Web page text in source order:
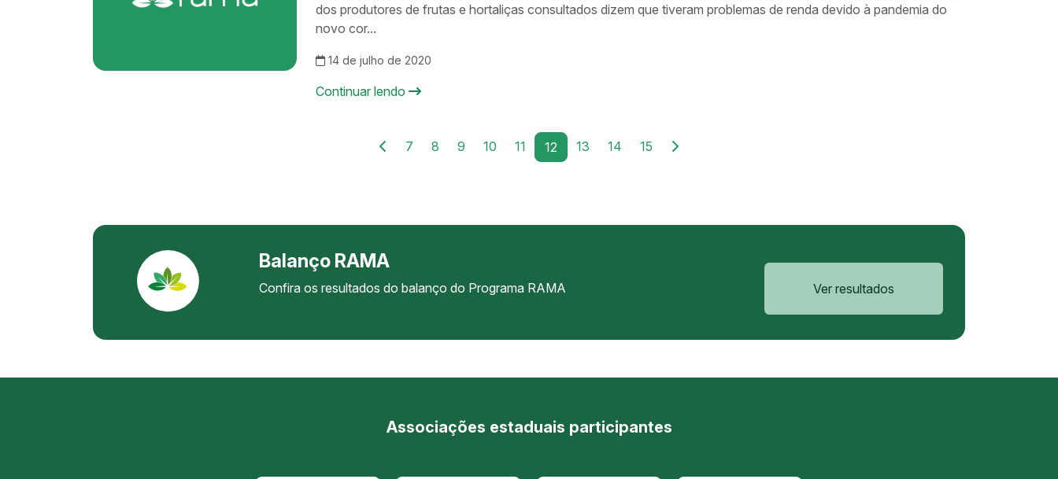
dos produtores de frutas e hortaliças consultados dizem que tiveram problemas de renda devido à pandemia do
novo cor...
14 de julho de 2020
Continuar lendo
7 8 9 10 11 12 13 14 15
Balanço RAMA
Confira os resultados do balanço do Programa RAMA Ver resultados
Associações estaduais participantes